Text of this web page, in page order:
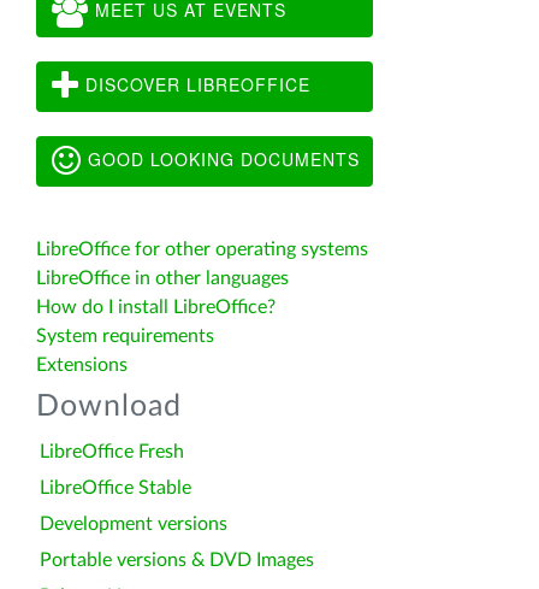
MEET US AT EVENTS
DISCOVER LIBREOFFICE
GOOD LOOKING DOCUMENTS
LibreOffice for other operating systems
LibreOffice in other languages
How do I install LibreOffice?
System requirements
Extensions
Download
LibreOffice Fresh
LibreOffice Stable
Development versions
Portable versions & DVD Images